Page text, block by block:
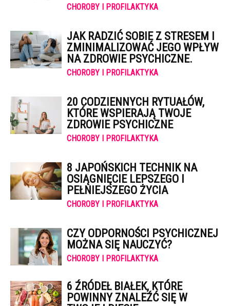
CHOROBY I PROFILAKTYKA
JAK RADZIĆ SOBIE Z STRESEM I
ZMINIMALIZOWAĆ JEGO WPŁYW
NA ZDROWIE PSYCHICZNE.
CHOROBY I PROFILAKTYKA
20 CODZIENNYCH RYTUAŁÓW,
KTÓRE WSPIERAJĄ TWOJE
ZDROWIE PSYCHICZNE
CHOROBY I PROFILAKTYKA
8 JAPOŃSKICH TECHNIK NA
OSIĄGNIĘCIE LEPSZEGO I
PEŁNIEJSZEGO ŻYCIA
CHOROBY I PROFILAKTYKA
CZY ODPORNOŚCI PSYCHICZNEJ
MOŻNA SIĘ NAUCZYĆ?
CHOROBY I PROFILAKTYKA
6 ŹRÓDEŁ BIAŁEK, KTÓRE
POWINNY ZNALEŹĆ SIĘ W